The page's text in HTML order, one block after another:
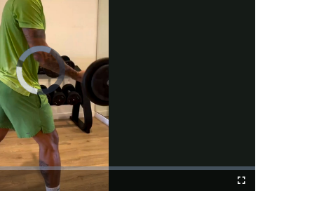
Video
Player
is
loading.
Fullscreen